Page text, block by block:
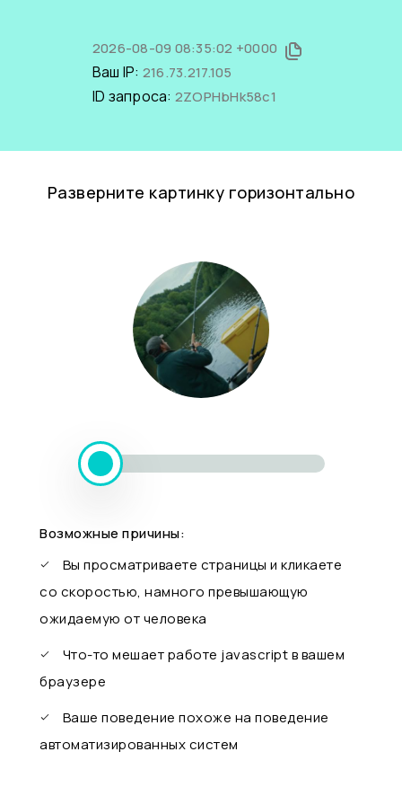
2026-08-09 08:35:02 +0000
Ваш IP: 216.73.217.105
ID запроса: 2ZOPHbHk58c1
Разверните картинку горизонтально
Возможные причины:
Вы просматриваете страницы и кликаете
со скоростью, намного превышающую
ожидаемую от человека
Что-то мешает работе javascript в вашем
браузере
Ваше поведение похоже на поведение
автоматизированных систем